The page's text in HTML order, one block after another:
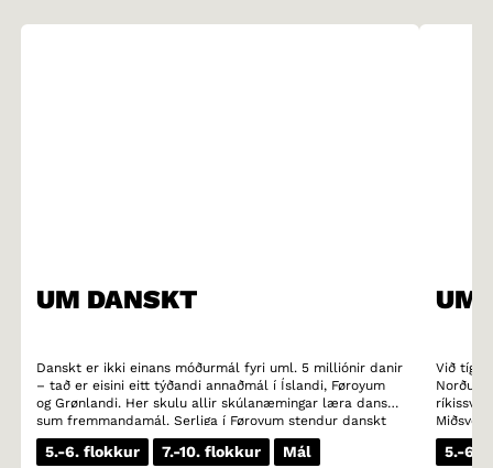
UM DANSKT
Danskt er ikki einans móðurmál fyri uml. 5 milliónir danir
– tað er eisini eitt týðandi annaðmál í Íslandi, Føroyum
og Grønlandi. Her skulu allir skúlanæmingar læra danskt
sum fremmandamál. Serliga í Føroyum stendur danskt
sterkt. Nógv ung í Føroyum lesa heldur bøkur á donskum
enn á teirra egna móðurmáli. Danskt er eisini eitt týðandi
5.-6. flokkur 7.-10. flokkur
Mál
UM
Við
alt
og
5.-6.